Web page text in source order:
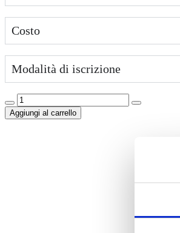
Costo
Modalità di iscrizione
Aggiungi al carrello